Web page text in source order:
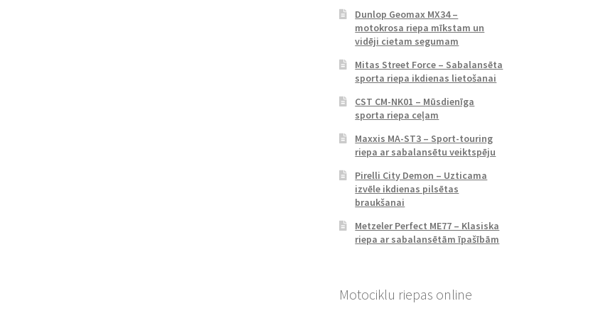
Dunlop Geomax MX34 –
motokrosa riepa mīkstam un
vidēji cietam segumam
Mitas Street Force – Sabalansēta
sporta riepa ikdienas lietošanai
CST CM-NK01 – Mūsdienīga
sporta riepa ceļam
Maxxis MA-ST3 – Sport-touring
riepa ar sabalansētu veiktspēju
Pirelli City Demon – Uzticama
izvēle ikdienas pilsētas
braukšanai
Metzeler Perfect ME77 – Klasiska
riepa ar sabalansētām īpašībām
Motociklu riepas online